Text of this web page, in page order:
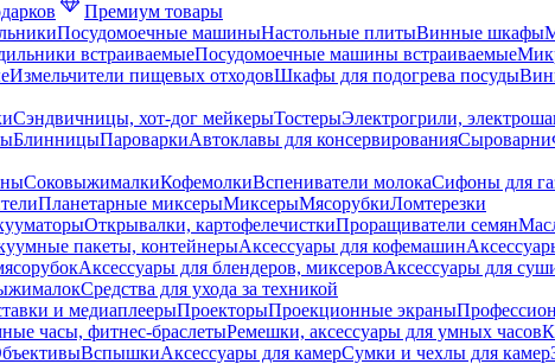
Премиум товары
Посудомоечные машиныНастольные плитыВинные шкафы
встраиваемыеПосудомоечные машины встраиваемые
Измельчители пищевых отходовШкафы для подогрева посуды
Сэндвичницы, хот-дог мейкерыТостерыЭлектрогрили,
БлинницыПароваркиАвтоклавы для консервированияСыроварни
СоковыжималкиКофемолкиВспениватели молокаСифоны для
Планетарные миксерыМиксерыМясорубкиЛомтерезки
Открывалки, картофелечисткиПроращиватели семян
пакеты, контейнерыАксессуары для кофемашин
Аксессуары для блендеров, миксеровАксессуары для
Средства для ухода за техникой
и медиаплеерыПроекторыПроекционные экраны
часы, фитнес-браслетыРемешки, аксессуары для умных часов
ВспышкиАксессуары для камерСумки и чехлы для камер